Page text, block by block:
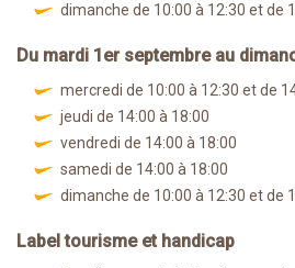
dimanche de 10:00 à 12:30 et de
Du mardi 1er septembre au
mercredi de 10:00 à 12:30 et de
jeudi de 14:00 à 18:00
vendredi de 14:00 à 18:00
samedi de 14:00 à 18:00
dimanche de 10:00 à 12:30 et de
Label tourisme et handicap